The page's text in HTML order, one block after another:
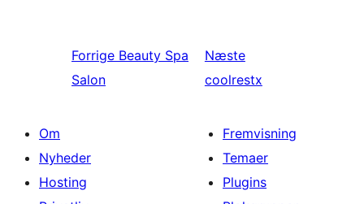
Forrige Beauty Spa
Salon
Næste
coolrestx
Om
Nyheder
Hosting
Fremvisning
Temaer
Plugins